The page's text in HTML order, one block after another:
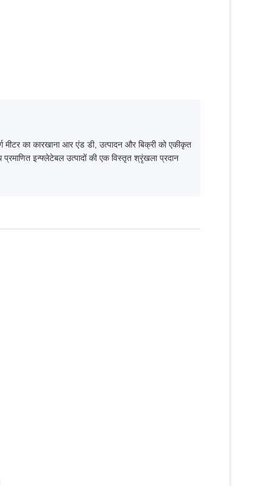
मीटर का कारखाना आर एंड डी, उत्पादन और बिक्री को एकीकृत
इन्फ्लेटेबल उत्पादों की एक विस्तृत श्रृंखला प्रदान